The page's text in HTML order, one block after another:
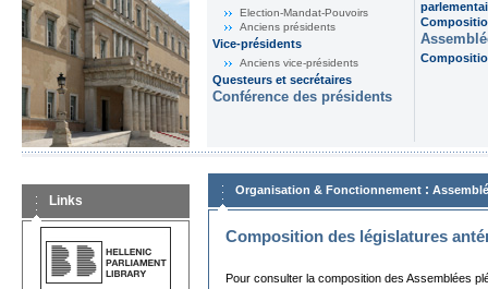
Election-Mandat-Pouvoirs
Anciens présidents
Vice-présidents
Anciens vice-présidents
Questeurs et secrétaires
Conférence des présidents
Links
Organisation & Fonctionnement :
Composition des législatures
Pour consulter la composition des Assemblées